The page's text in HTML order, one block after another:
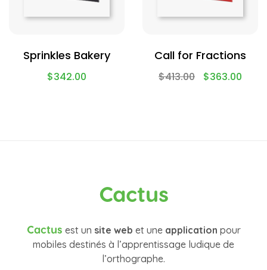
Sprinkles Bakery
$342.00
Call for Fractions
$413.00 $363.00
Cactus
Cactus est un site web et une application pour
mobiles destinés à l’apprentissage ludique de
l’orthographe.